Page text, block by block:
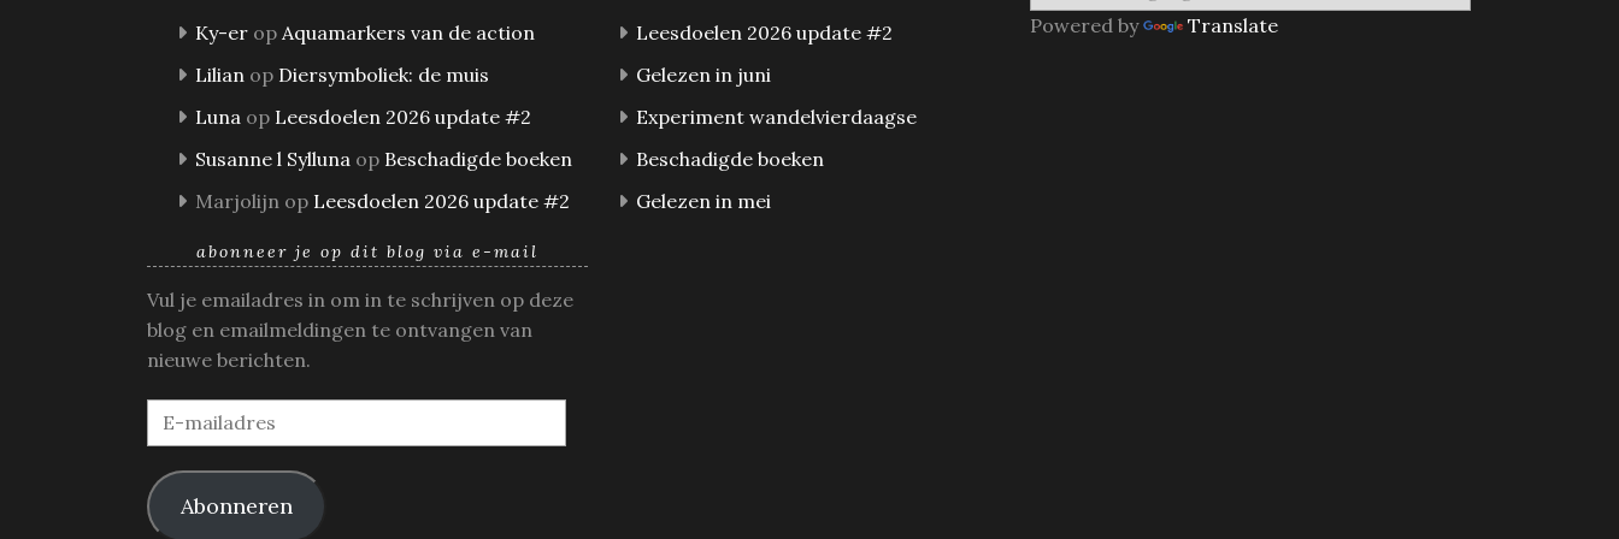
Ky-er op Aquamarkers van de action
Lilian op Diersymboliek: de muis
Luna op Leesdoelen 2026 update #2
Susanne l Sylluna op Beschadigde boeken
Marjolijn op Leesdoelen 2026 update #2
Leesdoelen 2026 update #2
Gelezen in juni
Experiment wandelvierdaagse
Beschadigde boeken
Gelezen in mei
Powered by Translate
abonneer je op dit blog via e-mail
Vul je emailadres in om in te schrijven op deze
blog en emailmeldingen te ontvangen van
nieuwe berichten.
E-
mailadres
Abonneren